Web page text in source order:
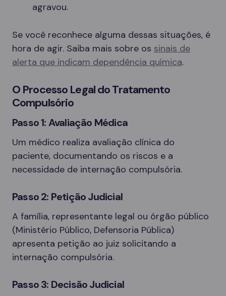
agravou.
Se você reconhece alguma dessas situações, é
hora de agir. Saiba mais sobre os sinais de
alerta que indicam dependência química.
O Processo Legal do Tratamento
Compulsório
Passo 1: Avaliação Médica
Um médico realiza avaliação clínica do
paciente, documentando os riscos e a
necessidade de internação compulsória.
Passo 2: Petição Judicial
A família, representante legal ou órgão público
(Ministério Público, Defensoria Pública)
apresenta petição ao juiz solicitando a
internação compulsória.
Passo 3: Decisão Judicial